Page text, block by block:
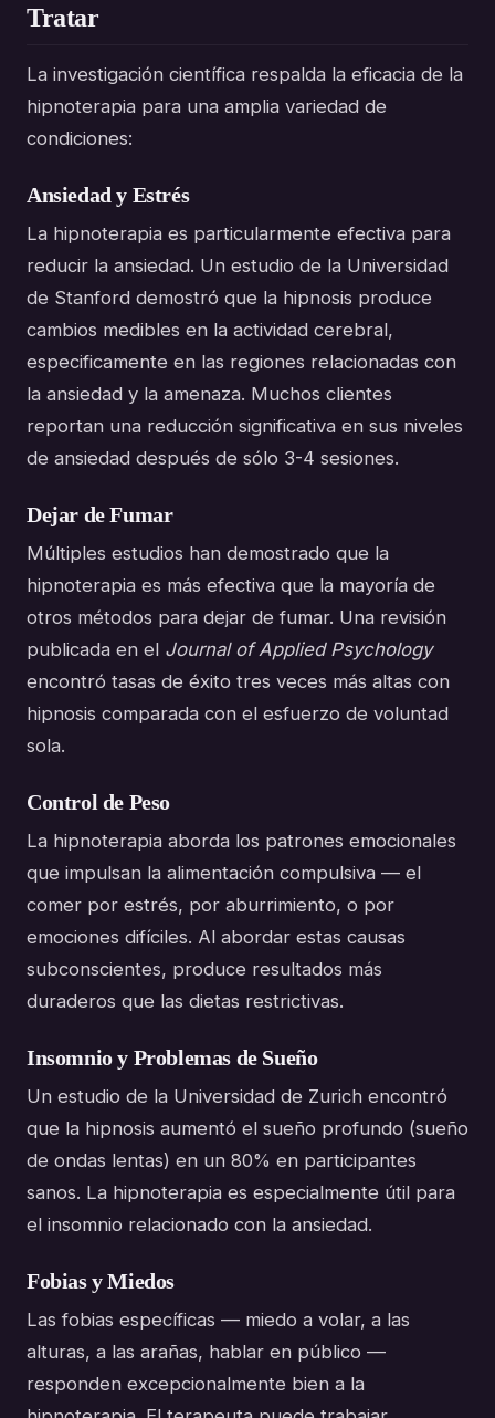
Tratar
La investigación científica respalda la eficacia de la
hipnoterapia para una amplia variedad de
condiciones:
Ansiedad y Estrés
La hipnoterapia es particularmente efectiva para
reducir la ansiedad. Un estudio de la Universidad
de Stanford demostró que la hipnosis produce
cambios medibles en la actividad cerebral,
especificamente en las regiones relacionadas con
la ansiedad y la amenaza. Muchos clientes
reportan una reducción significativa en sus niveles
de ansiedad después de sólo 3-4 sesiones.
Dejar de Fumar
Múltiples estudios han demostrado que la
hipnoterapia es más efectiva que la mayoría de
otros métodos para dejar de fumar. Una revisión
publicada en el Journal of Applied Psychology
encontró tasas de éxito tres veces más altas con
hipnosis comparada con el esfuerzo de voluntad
sola.
Control de Peso
La hipnoterapia aborda los patrones emocionales
que impulsan la alimentación compulsiva — el
comer por estrés, por aburrimiento, o por
emociones difíciles. Al abordar estas causas
subconscientes, produce resultados más
duraderos que las dietas restrictivas.
Insomnio y Problemas de Sueño
Un estudio de la Universidad de Zurich encontró
que la hipnosis aumentó el sueño profundo (sueño
de ondas lentas) en un 80% en participantes
sanos. La hipnoterapia es especialmente útil para
el insomnio relacionado con la ansiedad.
Fobias y Miedos
Las fobias específicas — miedo a volar, a las
alturas, a las arañas, hablar en público —
responden excepcionalmente bien a la